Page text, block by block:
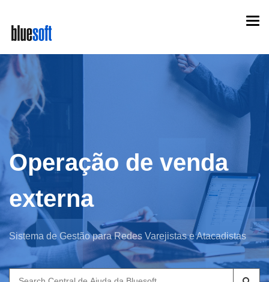
main
content
Operação de venda
externa
Sistema de Gestão para Redes Varejistas e Atacadistas
Search